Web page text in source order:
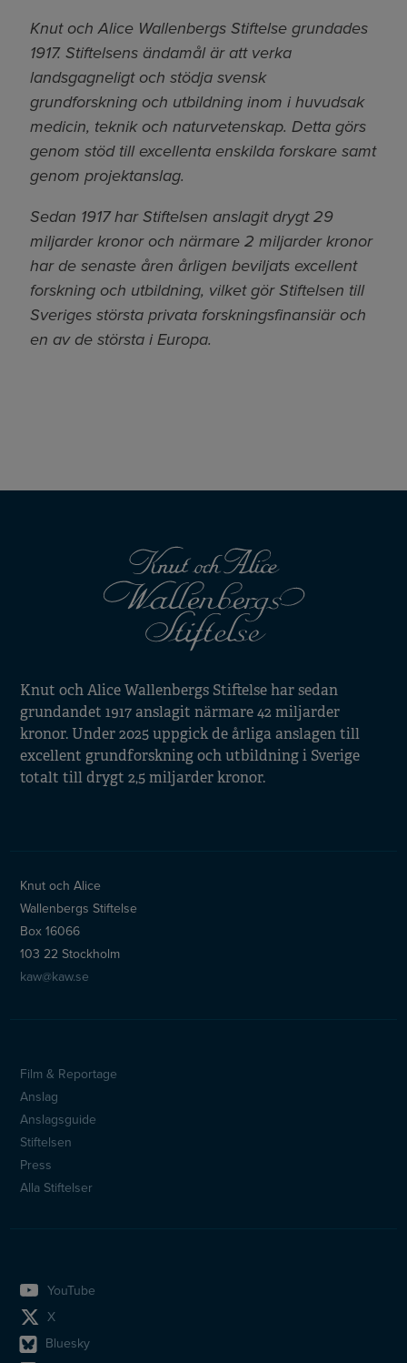
Knut och Alice Wallenbergs Stiftelse grundades
1917. Stiftelsens ändamål är att verka
landsgagneligt och stödja svensk
grundforskning och utbildning inom i huvudsak
medicin, teknik och naturvetenskap. Detta görs
genom stöd till excellenta enskilda forskare samt
genom projektanslag.
Sedan 1917 har Stiftelsen anslagit drygt 29
miljarder kronor och närmare 2 miljarder kronor
har de senaste åren årligen beviljats excellent
forskning och utbildning, vilket gör Stiftelsen till
Sveriges största privata forskningsfinansiär och
en av de största i Europa.
Knut och Alice Wallenbergs Stiftelse har sedan
grundandet 1917 anslagit närmare 42 miljarder
kronor. Under 2025 uppgick de årliga anslagen till
excellent grundforskning och utbildning i Sverige
totalt till drygt 2,5 miljarder kronor.
Knut och Alice
Wallenbergs Stiftelse
Box 16066
103 22 Stockholm
kaw@kaw.se
Sidfotsmeny
Film & Reportage
Anslag
Anslagsguide
Stiftelsen
Press
Alla Stiftelser
YouTube
X
Bluesky